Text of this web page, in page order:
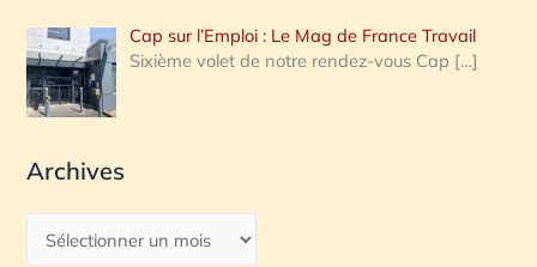
Cap sur l’Emploi : Le Mag de France Travail
Sixième volet de notre rendez-vous Cap […]
Archives